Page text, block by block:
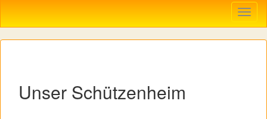
ein-/
Unser Schützenheim